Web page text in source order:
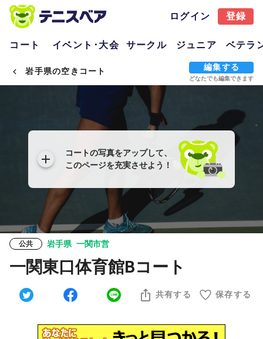
ログイン 登録
コート イベント･大会 サークル ジュニア ベテラ
岩手県の空きコート 編集する
どなたでも編集できます
コートの写真をアップして、
このページを充実させよう！
公共 岩手県 一関市営
一関東口体育館Bコート
共有する 保存する